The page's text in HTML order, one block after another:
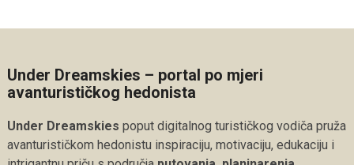
Under Dreamskies – portal po mjeri
avanturističkog hedonista
Under Dreamskies poput digitalnog turističkog vodiča pruža
avanturističkom hedonistu inspiraciju, motivaciju, edukaciju i